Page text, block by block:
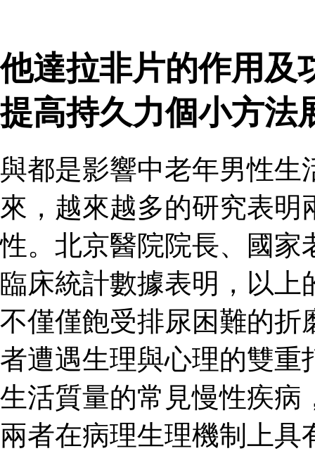
他達拉非片的作用及
提高持久力個小方法
與都是影響中老年男性生
來，越來越多的研究表
性。北京醫院院長、國家
臨床統計數據表明，以上
不僅僅飽受排尿困難的折
者遭遇生理與心理的雙重
生活質量的常見慢性疾病
兩者在病理生理機制上